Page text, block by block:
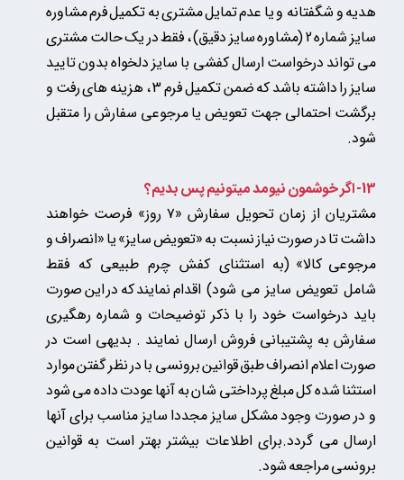
هدیه و شگفتانه و یا عدم تمایل مشتری به تکمیل فرم مشاوره
سایز شماره 2 (مشاوره سایز دقیق) ، فقط در یک حالت مشتری
می تواند درخواست ارسال کفشی با سایز دلخواه بدون تایید
سایز را داشته باشد که ضمن تکمیل فرم 3 ، هزینه های رفت و
برگشت احتمالی جهت تعویض یا مرجوعی سفارش را متقبل
شود.
13- اگر خوشمون نیومد میتونیم پس بدیم؟
مشتریان از زمان تحویل سفارش «۷ روز» فرصت خواهند
داشت تا در صورت نیاز نسبت به «تعویض سایز» یا «انصراف و
مرجوعی کالا» (به استثنای کفش چرم طبیعی که فقط
شامل تعویض سایز می شود) اقدام نمایند که در این صورت
باید درخواست خود را با ذکر توضیحات و شماره رهگیری
سفارش به پشتیبانی فروش ارسال نمایند . بدیهی است در
صورت اعلام انصراف طبق قوانین برونسی با در نظر گفتن موارد
استثنا شده کل مبلغ پرداختی شان به آنها عودت داده می شود
و در صورت وجود مشکل سایز مجددا سایز مناسب برای آنها
ارسال می گردد.برای اطلاعات بیشتر بهتر است به قوانین
برونسی مراجعه شود.